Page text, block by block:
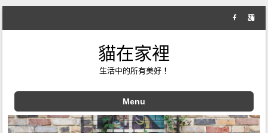
貓在家裡
生活中的所有美好！
Menu
Skip to content